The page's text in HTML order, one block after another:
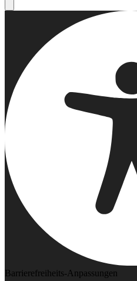
Barrierefreiheits-Anpassungen